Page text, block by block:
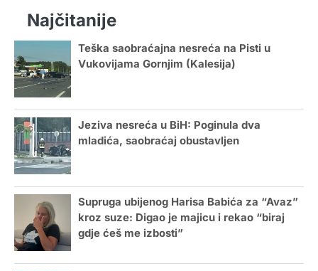
Najčitanije
Teška saobraćajna nesreća na Pisti u
Vukovijama Gornjim (Kalesija)
Jeziva nesreća u BiH: Poginula dva
mladića, saobraćaj obustavljen
Supruga ubijenog Harisa Babića za “Avaz”
kroz suze: Digao je majicu i rekao “biraj
gdje ćeš me izbosti”